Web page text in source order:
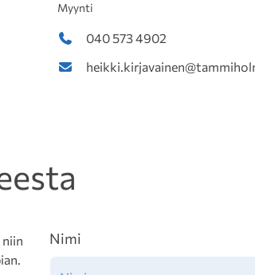
Myynti
040 573 4902
niin
Nimi